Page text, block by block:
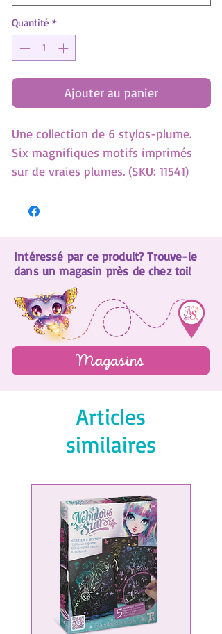
Quantité *
Ajouter au panier
Une collection de 6 stylos-plume.
Six magnifiques motifs imprimés
sur de vraies plumes. (SKU: 11541)
Intéressé par ce produit? Trouve-le
dans un magasin près de chez toi!
Magasins
Articles
similaires